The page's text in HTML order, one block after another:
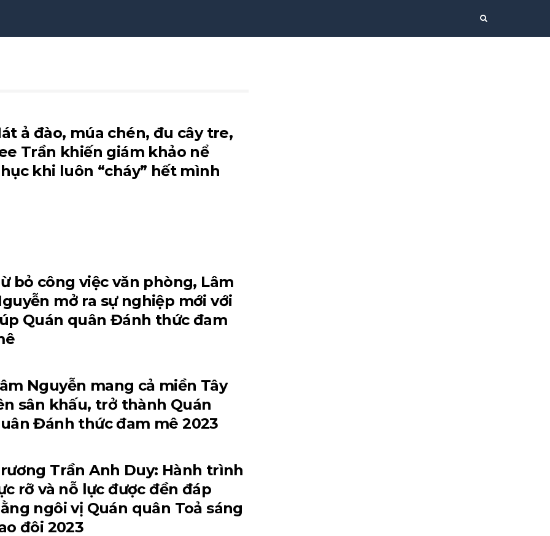
ả đào, múa chén, đu cây tre,
Trần khiến giám khảo nể
khi luôn “cháy” hết mình
bỏ công việc văn phòng, Lâm
mở ra sự nghiệp mới với
Quán quân Đánh thức đam
Nguyễn mang cả miền Tây
sân khấu, trở thành Quán
Đánh thức đam mê 2023
Trần Anh Duy: Hành trình
rỡ và nỗ lực được đền đáp
ngôi vị Quán quân Toả sáng
đôi 2023